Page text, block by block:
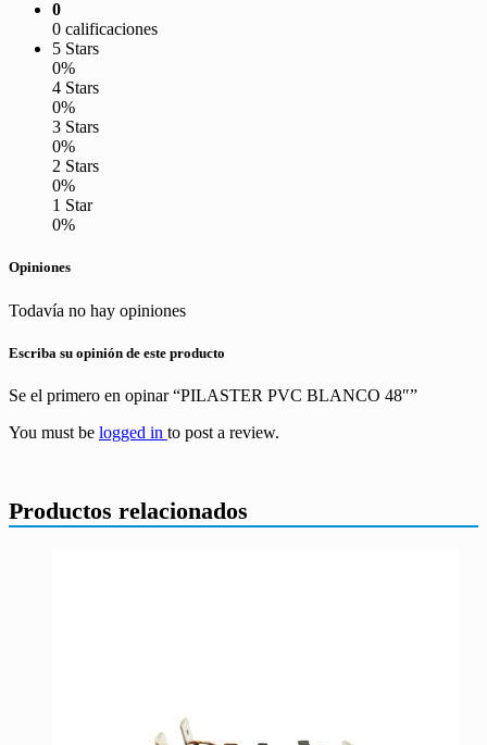
0
0 calificaciones
5 Stars
0%
4 Stars
0%
3 Stars
0%
2 Stars
0%
1 Star
0%
Opiniones
Todavía no hay opiniones
Escriba su opinión de este producto
Se el primero en opinar “PILASTER PVC BLANCO 48″”
You must be logged in to post a review.
Productos relacionados